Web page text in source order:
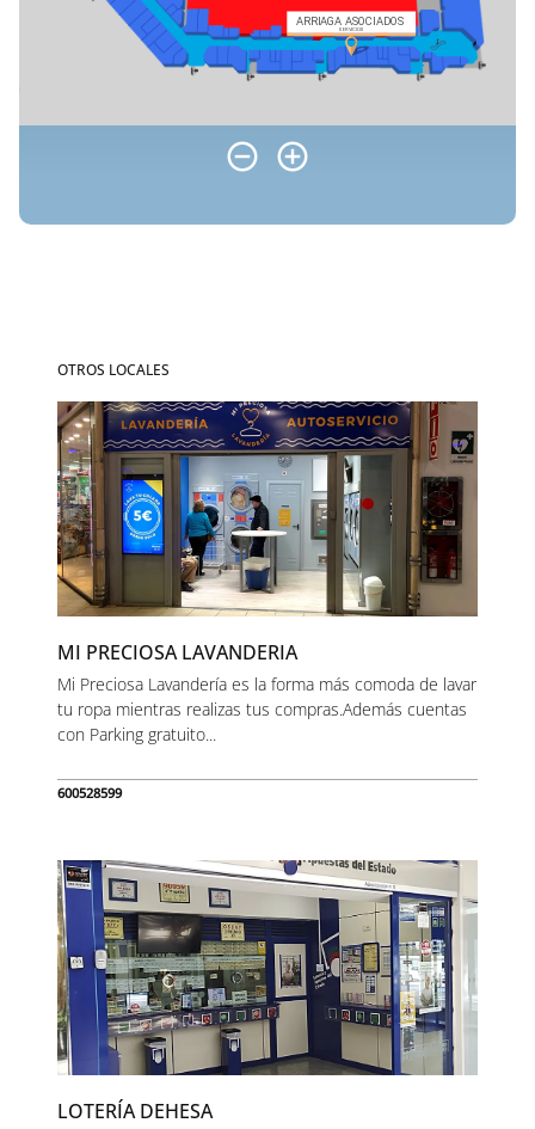
OTROS LOCALES
MI PRECIOSA LAVANDERIA
Mi Preciosa Lavandería es la forma más comoda de lavar
tu ropa mientras realizas tus compras.Además cuentas
con Parking gratuito...
600528599
LOTERÍA DEHESA